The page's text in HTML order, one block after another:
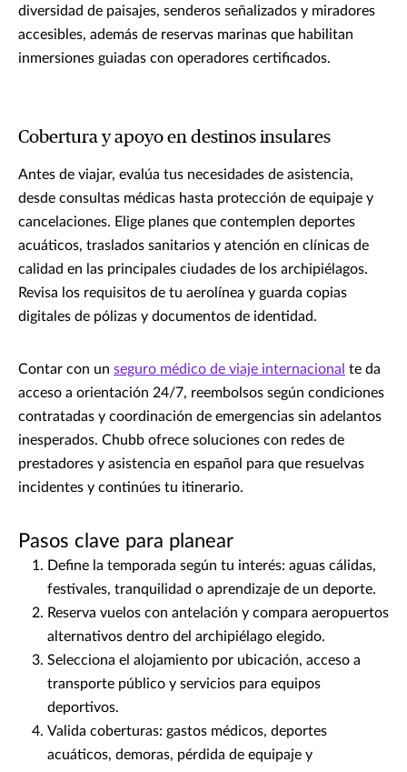
diversidad de paisajes, senderos señalizados y miradores
accesibles, además de reservas marinas que habilitan
inmersiones guiadas con operadores certificados.
Cobertura y apoyo en destinos insulares
Antes de viajar, evalúa tus necesidades de asistencia,
desde consultas médicas hasta protección de equipaje y
cancelaciones. Elige planes que contemplen deportes
acuáticos, traslados sanitarios y atención en clínicas de
calidad en las principales ciudades de los archipiélagos.
Revisa los requisitos de tu aerolínea y guarda copias
digitales de pólizas y documentos de identidad.
Contar con un seguro médico de viaje internacional te da
acceso a orientación 24/7, reembolsos según condiciones
contratadas y coordinación de emergencias sin adelantos
inesperados. Chubb ofrece soluciones con redes de
prestadores y asistencia en español para que resuelvas
incidentes y continúes tu itinerario.
Pasos clave para planear
Define la temporada según tu interés: aguas cálidas,
festivales, tranquilidad o aprendizaje de un deporte.
Reserva vuelos con antelación y compara aeropuertos
alternativos dentro del archipiélago elegido.
Selecciona el alojamiento por ubicación, acceso a
transporte público y servicios para equipos
deportivos.
Valida coberturas: gastos médicos, deportes
acuáticos, demoras, pérdida de equipaje y